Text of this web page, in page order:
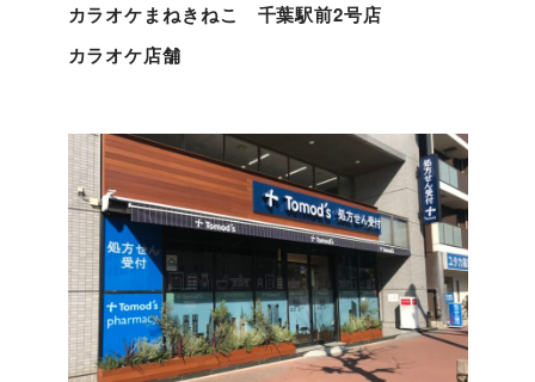
カラオケまねきねこ 千葉駅前2号店
カラオケ店舗